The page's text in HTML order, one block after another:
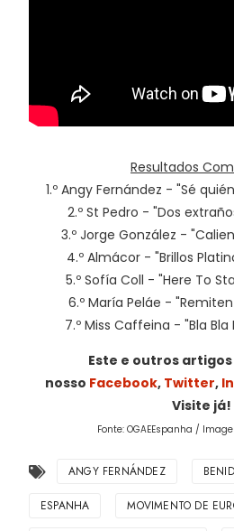
Resultados
1.º Angy Fernández - "Sé
2.º St Pedro - "Dos
3.º Jorge González -
4.º Almácor - "Brillos
5.º Sofía Coll - "Here To
6.º María Peláe -
7.º Miss Caffeina - "Bla
Este e outros
nosso Facebook, Twitter,
Visite já!
Fonte: OGAEEspanha /
ANGY FERNÁNDEZ
ESPANHA MOVIMENTO DE